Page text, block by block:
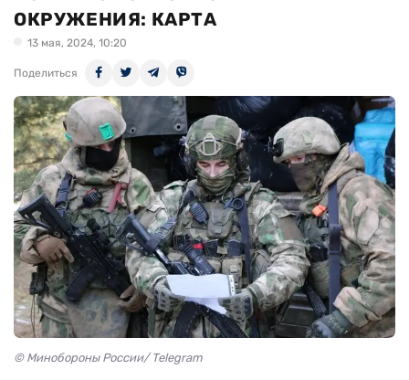
ОКРУЖЕНИЯ: КАРТА
13 мая, 2024, 10:20
Поделиться
© Минобороны России/ Telegram